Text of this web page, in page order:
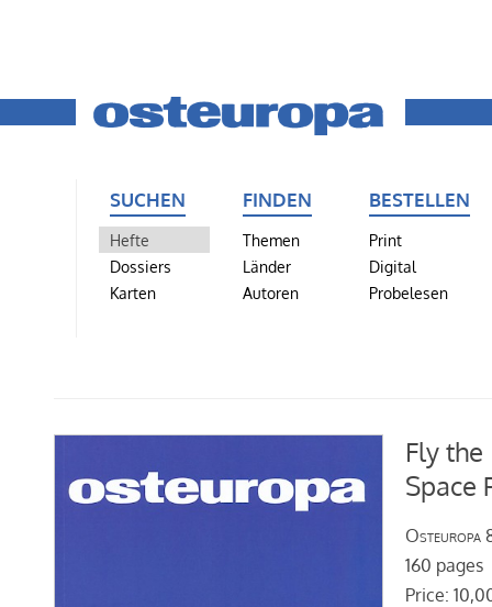
SUCHEN
Hefte
Dossiers
Karten
FINDEN
Themen
Länder
Autoren
BESTELLEN
Print
Digital
Probelesen
Fly the
Space
Osteuropa
160 pages
Price: